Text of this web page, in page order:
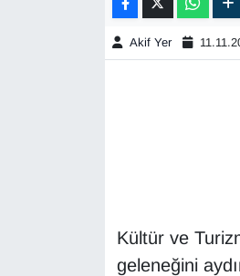
Akif Yer
Kültür ve
geleneğini